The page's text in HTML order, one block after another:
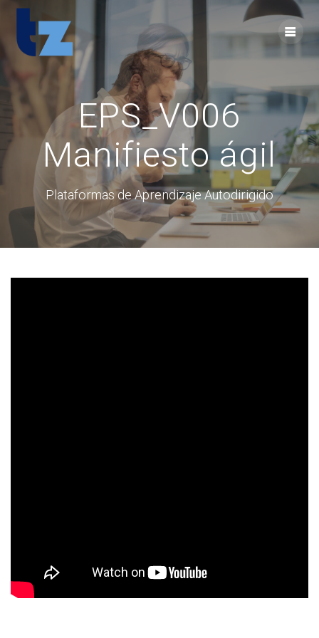
to
content
EPS_V006
Manifiesto ágil
Plataformas de Aprendizaje Autodirigido